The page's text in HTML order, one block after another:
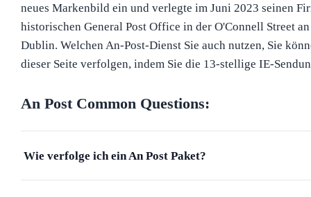
neues Markenbild ein und verlegte im Juni 2023 seinen
historischen General Post Office in der O'Connell Street
Dublin. Welchen An-Post-Dienst Sie auch nutzen, Sie
dieser Seite verfolgen, indem Sie die 13-stellige IE-
An PostCommon Questions:
Wie verfolge ich ein An Post Paket?